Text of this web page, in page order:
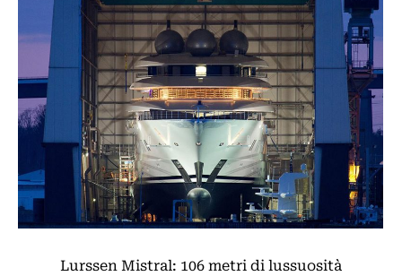
Lurssen Mistral: 106 metri di lussuosità